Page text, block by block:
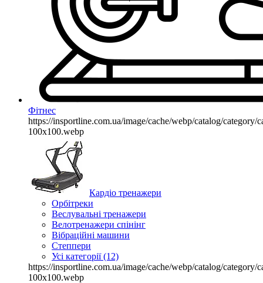
Фітнес
https://insportline.com.ua/image/cache/webp/catalog/category/
100x100.webp
Кардіо тренажери
Орбітреки
Веслувальні тренажери
Велотренажери спінінг
Вібраційні машини
Степпери
Усі категорії (12)
https://insportline.com.ua/image/cache/webp/catalog/category/
100x100.webp